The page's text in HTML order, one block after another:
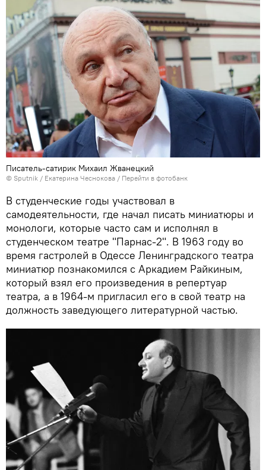
Писатель-сатирик Михаил Жванецкий
© Sputnik / Екатерина Чеснокова / Перейти в фотобанк
В студенческие годы участвовал в
самодеятельности, где начал писать миниатюры и
монологи, которые часто сам и исполнял в
студенческом театре "Парнас-2". В 1963 году во
время гастролей в Одессе Ленинградского театра
миниатюр познакомился с Аркадием Райкиным,
который взял его произведения в репертуар
театра, а в 1964-м пригласил его в свой театр на
должность заведующего литературной частью.